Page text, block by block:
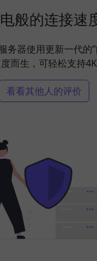
般的连接速
务器使用更新一代的
而生，可轻松支持4K
看看其他人的评价